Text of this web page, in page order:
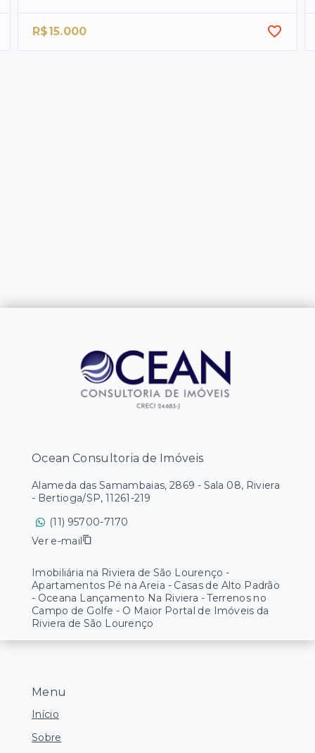
R$15.000
Menu
Início
Sobre
Ocean Consultoria de Imóveis
Alameda das Samambaias, 2869 - Sala 08, Riviera
- Bertioga/SP, 11261-219
(11) 95700-7170
Ver e-mail
Imobiliária na Riviera de São Lourenço -
Apartamentos Pé na Areia - Casas de Alto Padrão
- Oceana Lançamento Na Riviera - Terrenos no
Campo de Golfe - O Maior Portal de Imóveis da
Riviera de São Lourenço